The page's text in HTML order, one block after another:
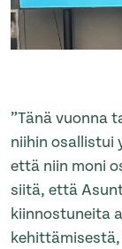
”Tänä vuonna
niihin osallistui
että niin moni
siitä, että
kiinnostuneita